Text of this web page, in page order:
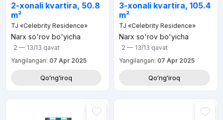
2-xonali kvartira, 50.8
m²
TJ «Celebrity Residence»
Narx so'rov bo'yicha
2 — 13/13 qavat
Yangilangan: 07 Apr 2025
Qoʻngʻiroq
3-xonali kvartira, 105.4
m²
TJ «Celebrity Residence»
Narx so'rov bo'yicha
2 — 13/13 qavat
Yangilangan: 07 Apr 2025
Qoʻngʻiroq